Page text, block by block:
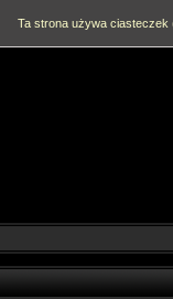
Ta strona używa ciasteczek